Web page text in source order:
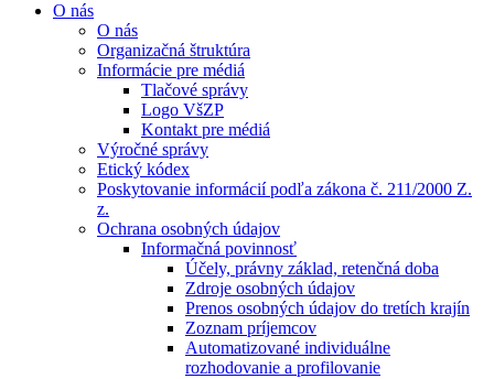
O nás
O nás
Organizačná štruktúra
Informácie pre médiá
Tlačové správy
Logo VšZP
Kontakt pre médiá
Výročné správy
Etický kódex
Poskytovanie informácií podľa zákona č. 211/2000 Z.
z.
Ochrana osobných údajov
Informačná povinnosť
Účely, právny základ, retenčná doba
Zdroje osobných údajov
Prenos osobných údajov do tretích krajín
Zoznam príjemcov
Automatizované individuálne
rozhodovanie a profilovanie